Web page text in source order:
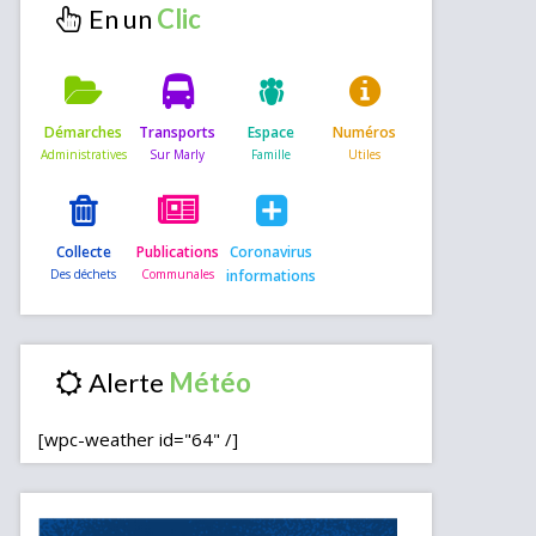
En un
Démarches Transports Espace Numéros
Collecte Publications Coronavirus
informations
Alerte
[wpc-weather id="64" /]